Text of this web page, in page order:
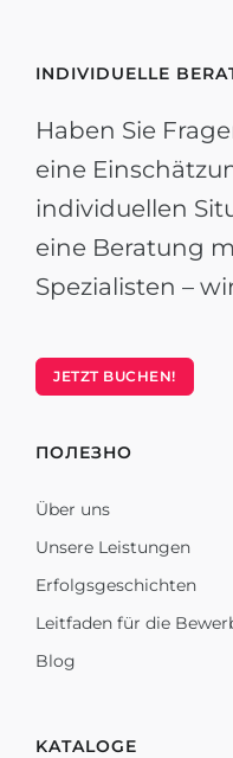
INDIVIDUELLE
Haben Sie
eine
individuellen
eine Beratung
Spezialisten –
JETZT BUCHEN!
ПОЛЕЗНО
Über uns
Unsere Leistungen
Erfolgsgeschichten
Leitfaden für die
Blog
KATALOGE